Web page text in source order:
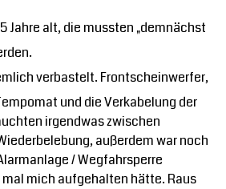
Jahre alt, die mussten „demnächst
verbastelt. Frontscheinwerfer,
und die Verkabelung der
irgendwas zwischen
außerdem war noch
/ Wegfahrsperre
mich aufgehalten hätte. Raus